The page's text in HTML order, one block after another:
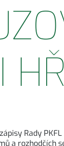
Rady
a rozhodčích